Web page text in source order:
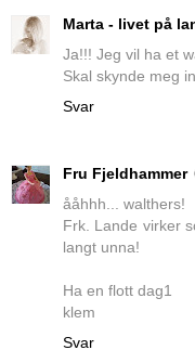
Marta - livet på
Ja!!! Jeg vil ha et
Skal skynde meg
Svar
Fru Fjeldhammer
ååhhh... walthers!
Frk. Lande virker
langt unna!
Ha en flott dag1
klem
Svar